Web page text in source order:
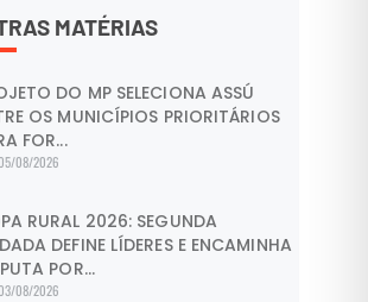
MATÉRIAS
DO MP SELECIONA ASSÚ
OS MUNICÍPIOS PRIORITÁRIOS
FOR...
08/2026
RURAL 2026: SEGUNDA
DEFINE LÍDERES E ENCAMINHA
POR...
08/2026